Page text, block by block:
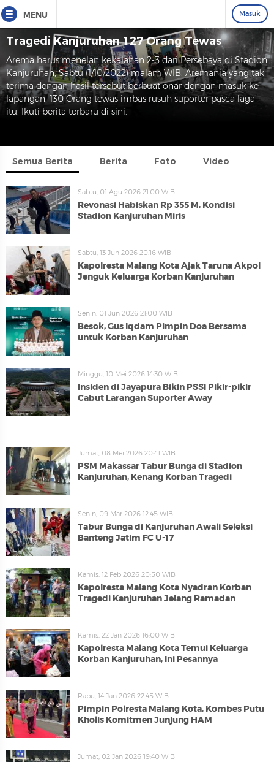
MENU Masuk
Tragedi Kanjuruhan 127 Orang Tewas
Arema harus menelan kekalahan 2-3 dari Persebaya di Stadion
Kanjuruhan, Sabtu (1/10/2022) malam WIB. Aremania yang tak
terima dengan hasil tersebut berbuat onar dengan masuk ke
lapangan. 130 Orang tewas imbas rusuh suporter pasca laga
itu. Ikuti berita terbaru di sini.
Semua Berita Berita Foto Video
Sabtu, 01 Agu 2026 21:00 WIB
Revonasi Habiskan Rp 355 M, Kondisi
Stadion Kanjuruhan Miris
Sabtu, 13 Jun 2026 20:16 WIB
Kapolresta Malang Kota Ajak Taruna Akpol
Jenguk Keluarga Korban Kanjuruhan
Senin, 01 Jun 2026 21:00 WIB
Besok, Gus Iqdam Pimpin Doa Bersama
untuk Korban Kanjuruhan
Minggu, 10 Mei 2026 14:30 WIB
Insiden di Jayapura Bikin PSSI Pikir-pikir
Cabut Larangan Suporter Away
Jumat, 08 Mei 2026 20:41 WIB
PSM Makassar Tabur Bunga di Stadion
Kanjuruhan, Kenang Korban Tragedi
Senin, 09 Mar 2026 12:45 WIB
Tabur Bunga di Kanjuruhan Awali Seleksi
Banteng Jatim FC U-17
Kamis, 12 Feb 2026 20:50 WIB
Kapolresta Malang Kota Nyadran Korban
Tragedi Kanjuruhan Jelang Ramadan
Kamis, 22 Jan 2026 16:00 WIB
Kapolresta Malang Kota Temui Keluarga
Korban Kanjuruhan, Ini Pesannya
Rabu, 14 Jan 2026 22:45 WIB
Pimpin Polresta Malang Kota, Kombes Putu
Kholis Komitmen Junjung HAM
Jumat, 02 Jan 2026 19:40 WIB